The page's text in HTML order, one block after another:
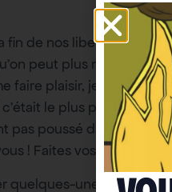
fin de nos libertés.
peut plus rien dire… Je
plaisir, je le fais !
le plus polluant.
pas poussé dans une
! Faites vos propres
quelques-unes de leurs